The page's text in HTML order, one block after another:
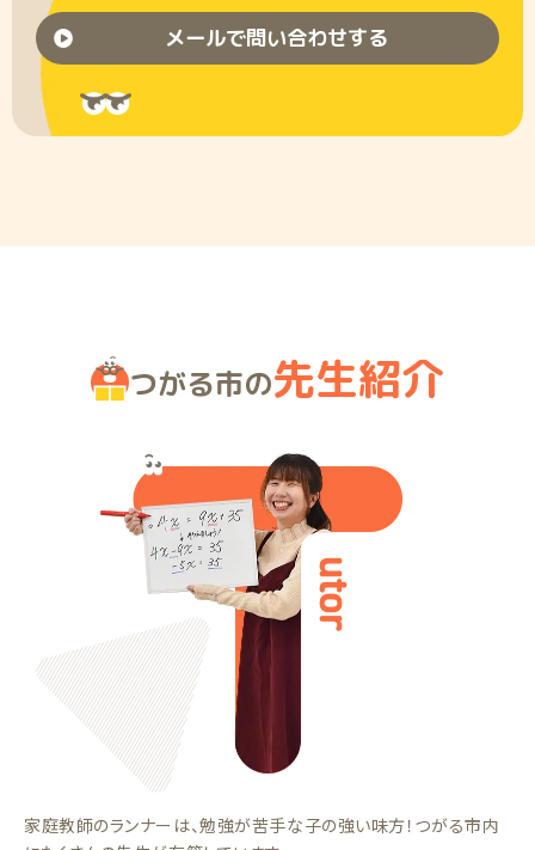
メールで問い合わせする
つがる市の先生紹介
家庭教師のランナーは、勉強が苦手な子の強い味方！つがる市内